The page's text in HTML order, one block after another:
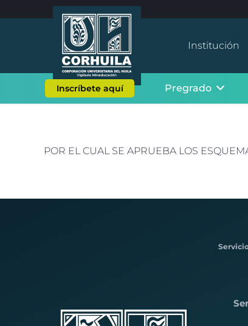
Institución
Inscríbete aquí Pregrado
POR EL CUAL SE APRUEBA LOS